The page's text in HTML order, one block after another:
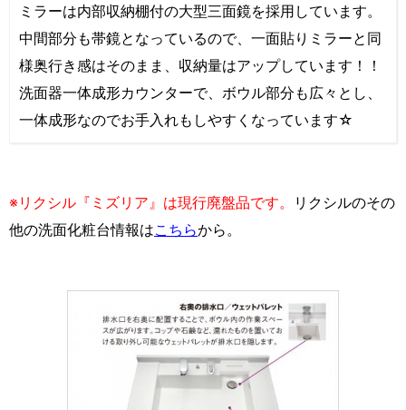
ミラーは内部収納棚付の大型三面鏡を採用しています。
中間部分も帯鏡となっているので、一面貼りミラーと同
様奥行き感はそのまま、収納量はアップしています！！
洗面器一体成形カウンターで、ボウル部分も広々とし、
一体成形なのでお手入れもしやすくなっています☆
※リクシル『ミズリア』は現行廃盤品です。
リクシルのその
他の洗面化粧台情報はこちらから。